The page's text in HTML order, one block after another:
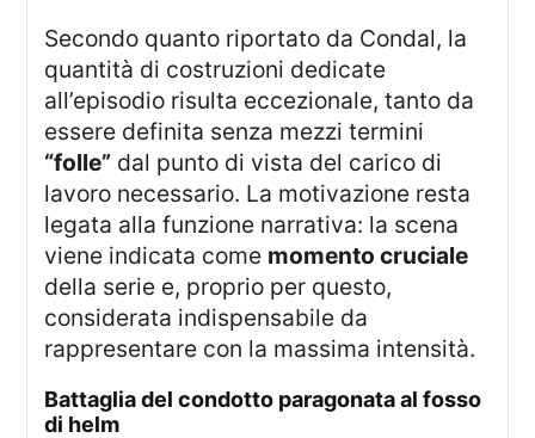
Secondo quanto riportato da Condal, la
quantità di costruzioni dedicate
all’episodio risulta eccezionale, tanto da
essere definita senza mezzi termini
“folle” dal punto di vista del carico di
lavoro necessario. La motivazione resta
legata alla funzione narrativa: la scena
viene indicata come momento cruciale
della serie e, proprio per questo,
considerata indispensabile da
rappresentare con la massima intensità.
battaglia del condotto paragonata al fosso
di helm